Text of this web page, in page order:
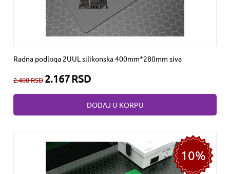
Radna podloga 2UUL silikonska 400mm*280mm siva
2.408RSD 2.167RSD
DODAJ U KORPU
10%